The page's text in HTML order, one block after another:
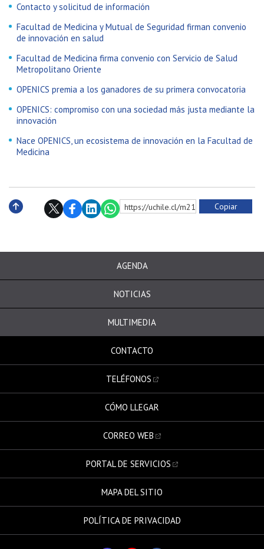
Contacto y solicitud de información
Facultad de Medicina y Mutual de Seguridad firman convenio
de innovación en salud
Facultad de Medicina firma convenio con Servicio de Salud
Metropolitano Oriente
OPENICS premia a los ganadores de su primera convocatoria
OPENICS: compromiso con una sociedad más justa mediante la
innovación
Nace OPENICS, un ecosistema de innovación en la Facultad de
Medicina
https://uchile.cl/m211791 Copiar
AGENDA
NOTICIAS
MULTIMEDIA
CONTACTO
TELÉFONOS
CÓMO LLEGAR
CORREO WEB
PORTAL DE SERVICIOS
MAPA DEL SITIO
POLÍTICA DE PRIVACIDAD